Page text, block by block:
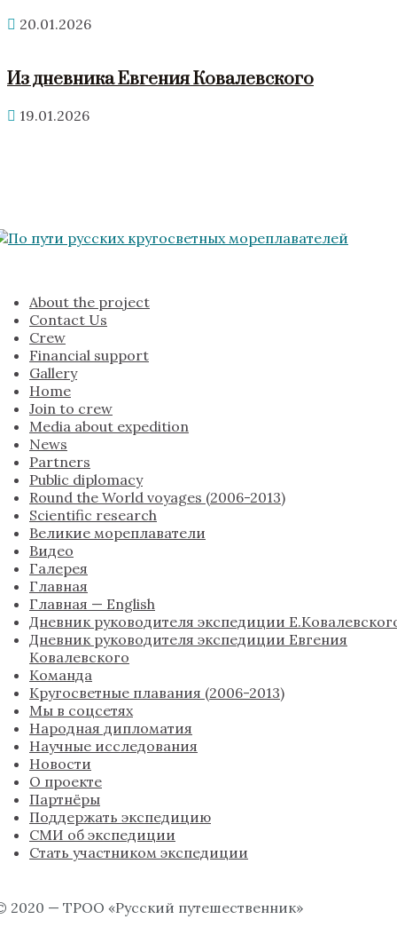
20.01.2026
Из дневника Евгения Ковалевского
19.01.2026
About the project
Contact Us
Crew
Financial support
Gallery
Home
Join to crew
Media about expedition
News
Partners
Public diplomacy
Round the World voyages (2006-2013)
Scientific research
Великие мореплаватели
Видео
Галерея
Главная
Главная — English
Дневник руководителя экспедиции
Дневник руководителя экспедиции Евгения
Ковалевского
Команда
Кругосветные плавания (2006-2013)
Мы в соцсетях
Народная дипломатия
Научные исследования
Новости
О проекте
Партнёры
Поддержать экспедицию
СМИ об экспедиции
Стать участником экспедиции
2020 — ТРОО «Русский путешественник»